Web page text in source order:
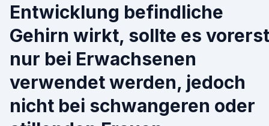
Entwicklung befindliche
Gehirn wirkt, sollte es vorerst
nur bei Erwachsenen
verwendet werden, jedoch
nicht bei schwangeren oder